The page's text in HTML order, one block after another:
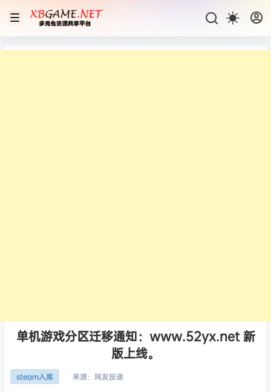
单机游戏分区迁移通知：www.52yx.net 新
版上线。
steam入库 来源： 网友投递